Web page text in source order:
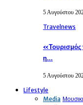
5 Αυγούστου
Travelnews
«Τουρισμός
η…
5 Αυγούστου
Lifestyle
Media